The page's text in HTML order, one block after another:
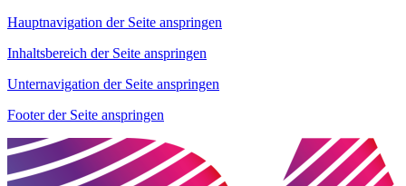
Hauptnavigation der Seite anspringen
Inhaltsbereich der Seite anspringen
Unternavigation der Seite anspringen
Footer der Seite anspringen